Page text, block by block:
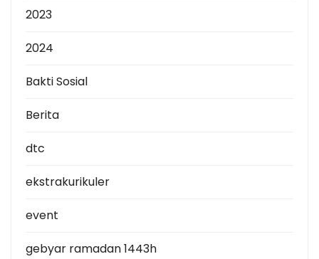
2023
2024
Bakti Sosial
Berita
dtc
ekstrakurikuler
event
gebyar ramadan 1443h